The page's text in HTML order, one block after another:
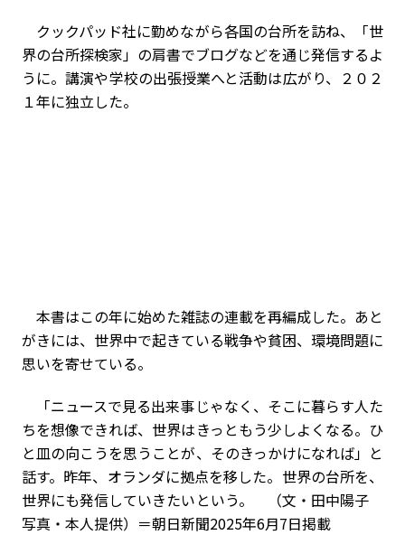
クックパッド社に勤めながら各国の台所を訪ね、「世
界の台所探検家」の肩書でブログなどを通じ発信するよ
うに。講演や学校の出張授業へと活動は広がり、２０２
１年に独立した。
本書はこの年に始めた雑誌の連載を再編成した。あと
がきには、世界中で起きている戦争や貧困、環境問題に
思いを寄せている。
「ニュースで見る出来事じゃなく、そこに暮らす人た
ちを想像できれば、世界はきっともう少しよくなる。ひ
と皿の向こうを思うことが、そのきっかけになれば」と
話す。昨年、オランダに拠点を移した。世界の台所を、
世界にも発信していきたいという。 （文・田中陽子
写真・本人提供）＝朝日新聞2025年6月7日掲載